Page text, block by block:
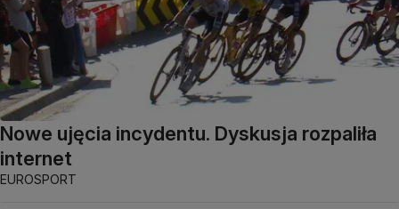
Nowe ujęcia incydentu. Dyskusja rozpaliła
internet
EUROSPORT